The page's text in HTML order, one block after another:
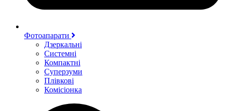
Фотоапарати
Дзеркальні
Системні
Компактні
Суперзуми
Плівкові
Комісіонка